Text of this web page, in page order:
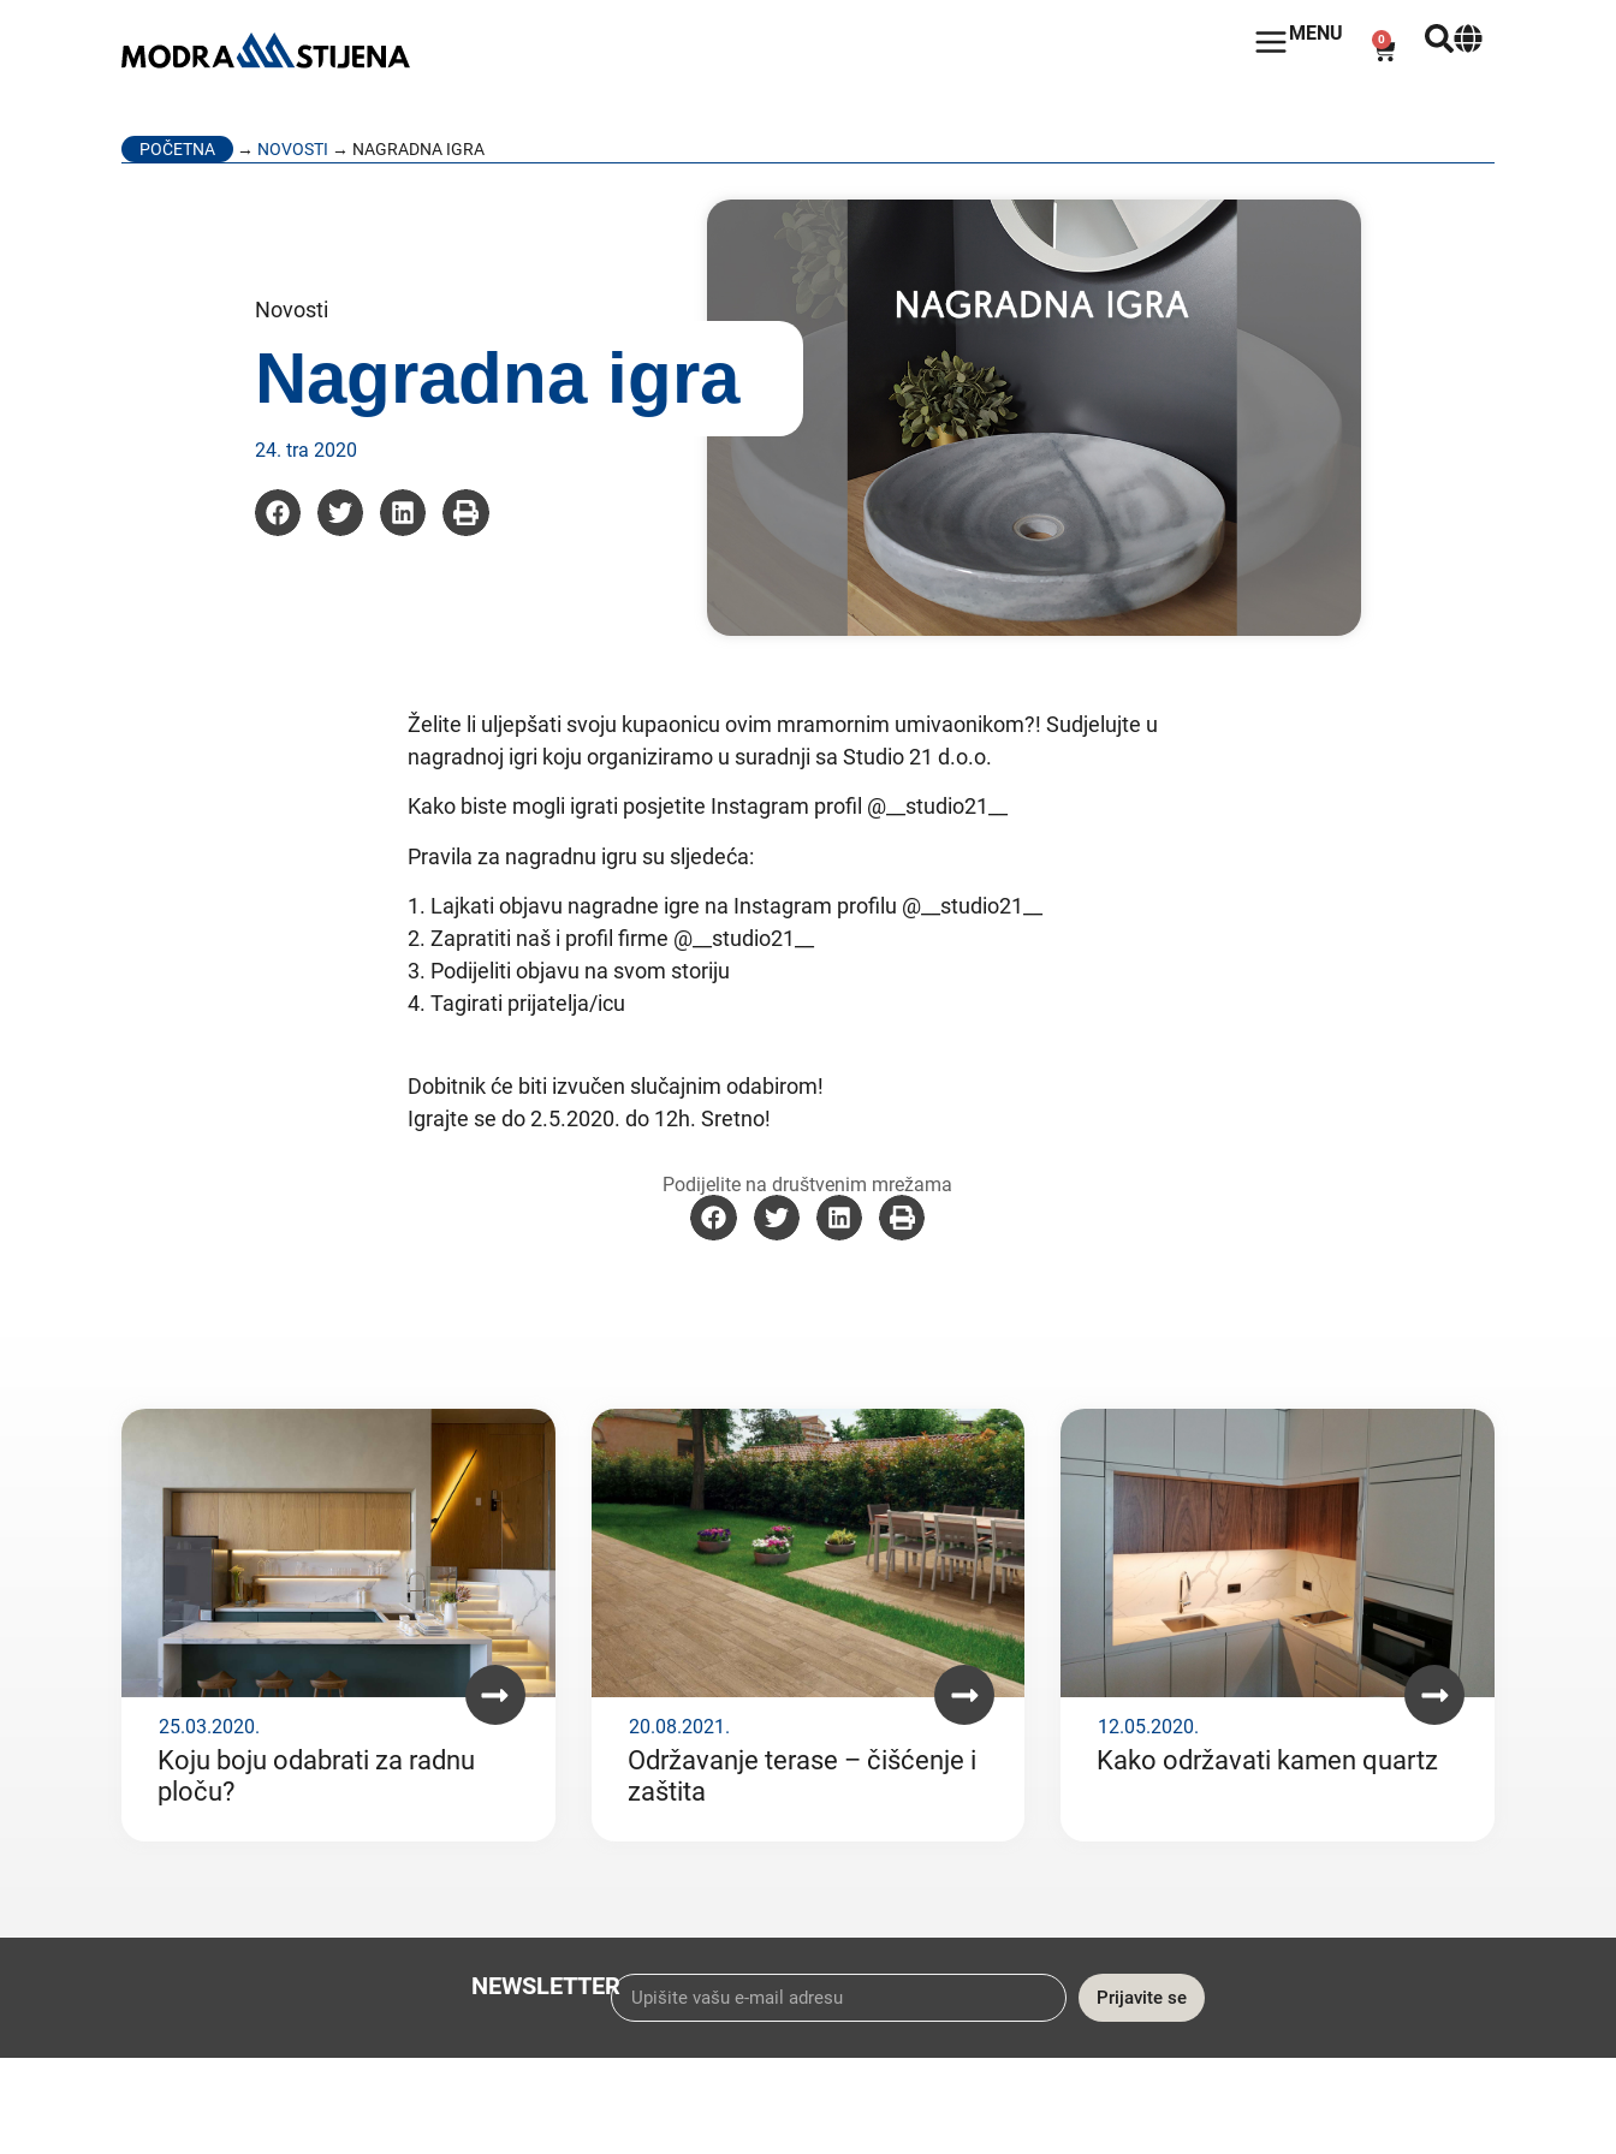
0
MENU
POČETNA → NOVOSTI → NAGRADNA IGRA
Novosti
Nagradna igra
24. tra 2020
Želite li uljepšati svoju kupaonicu ovim mramornim umivaonikom?! Sudjelujte u
nagradnoj igri koju organiziramo u suradnji sa Studio 21 d.o.o.
Kako biste mogli igrati posjetite Instagram profil @__studio21__
Pravila za nagradnu igru su sljedeća:
1. Lajkati objavu nagradne igre na Instagram profilu @__studio21__
2. Zapratiti naš i profil firme @⁣__studio21__
3. Podijeliti objavu na svom storiju⁣
4. Tagirati prijatelja/icu⁣
Dobitnik će biti izvučen slučajnim odabirom!⁣
Igrajte se do 2.5.2020. do 12h. Sretno!
Podijelite na društvenim mrežama
25.03.2020.
Koju boju odabrati za radnu
ploču?
20.08.2021.
Održavanje terase – čišćenje i
zaštita
12.05.2020.
Kako održavati kamen quartz
NEWSLETTER Prijavite se